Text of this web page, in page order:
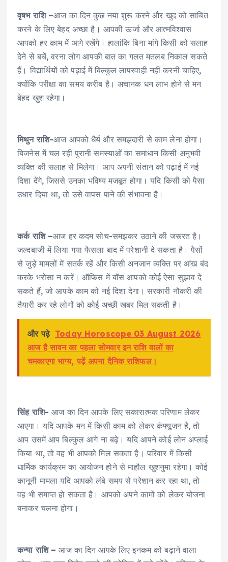
वृषभ राशि –आज का दिन कुछ नया शुरू करने और खुद को साबित
करने के लिए बेहद अच्छा है। आपकी ऊर्जा और आत्मविश्वास
आपको हर काम में आगे रखेंगे। हालांकि बिना मांगे किसी को सलाह
देने से बचें, वरना लोग आपकी बात का गलत मतलब निकाल सकते
हैं। विद्यार्थियों को पढ़ाई में बिल्कुल लापरवाही नहीं करनी चाहिए,
क्योंकि परीक्षा का समय करीब है। अचानक धन लाभ होने से मन
बेहद खुश रहेगा।
मिथुन राशि-आज आपको धैर्य और समझदारी से काम लेना होगा।
बिजनेस में चल रही पुरानी समस्याओं का समाधान किसी अनुभवी
व्यक्ति की सलाह से मिलेगा। आप अपनी संतान को पढ़ाई में नई
दिशा देंगे, जिससे उनका भविष्य मजबूत होगा। यदि किसी को पैसा
उधार दिया था, तो उसे वापस पाने की संभावना है।
कर्क राशि –आज हर कदम सोच-समझकर उठाने की जरूरत है।
जल्दबाजी में लिया गया फैसला बाद में परेशानी दे सकता है। पैसों
से जुड़े मामलों में सतर्क रहें और किसी अनजान व्यक्ति पर आंख बंद
करके भरोसा न करें। ऑफिस में बॉस आपको कोई ऐसा सुझाव दे
सकते हैं, जो आपके काम को नई दिशा देगा। सरकारी नौकरी की
तैयारी कर रहे लोगों को कोई अच्छी खबर मिल सकती है।
और पढ़े Today Horoscope 03 August 2026
आज है सावन का पहला सोमवार इन राशि वालों का
चमकाएगा भाग्य, पढ़ें अपना दैनिक राशिफल।
सिंह राशि-आज का दिन आपके लिए सकारात्मक परिणाम लेकर
आएगा। यदि आपके मन में किसी काम को लेकर कंफ्यूजन है, तो
आप उसमें आप बिल्कुल आगे ना बढ़े। यदि आपने कोई लोन अप्लाई
किया था, तो वह भी आपको मिल सकता है। परिवार में किसी
धार्मिक कार्यक्रम का आयोजन होने से माहौल खुशनुमा रहेगा। कोई
कानूनी मामला यदि आपको लंबे समय से परेशान कर रहा था, तो
वह भी समाप्त हो सकता है। आपको अपने कामों को लेकर योजना
बनाकर चलना होगा।
कन्या राशि –आज का दिन आपके लिए इनकम को बढ़ाने वाला